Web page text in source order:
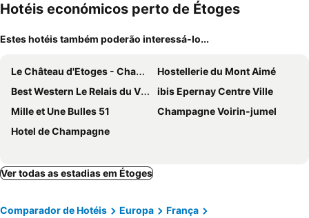
Hotéis económicos perto de Étoges
Estes hotéis também poderão interessá-lo...
Le Château d'Etoges - Champagne
Hostellerie du Mont Aimé
Best Western Le Relais du Vigneron
ibis Epernay Centre Ville
Mille et Une Bulles 51
Champagne Voirin-jumel
Hotel de Champagne
Ver todas as estadias em Étoges
Comparador de Hotéis Europa
França